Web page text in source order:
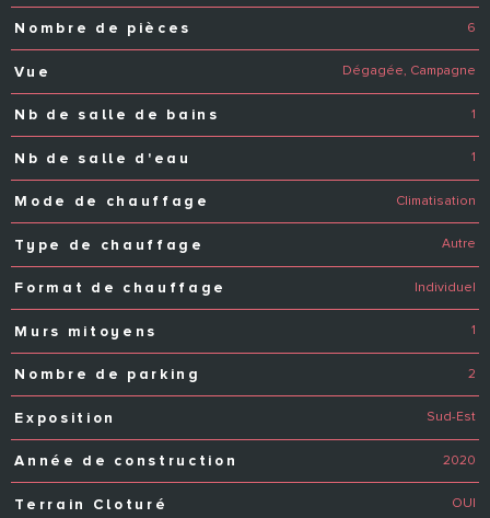
Nombre de pièces 6
Vue Dégagée, Campagne
Nb de salle de bains 1
Nb de salle d'eau 1
Mode de chauffage Climatisation
Type de chauffage Autre
Format de chauffage Individuel
Murs mitoyens 1
Nombre de parking 2
Exposition Sud-Est
Année de construction 2020
Terrain Cloturé OUI